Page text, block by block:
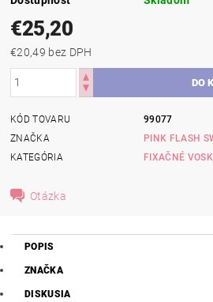
€25,20
€20,49 bez DPH
KÓD TOVARU
99077
ZNAČKA
PINK FLASH
KATEGÓRIA
FIXAČNÉ
Otázka
POPIS
ZNAČKA
DISKUSIA